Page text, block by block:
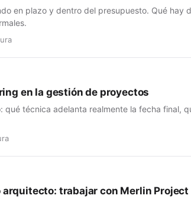
en plazo y dentro del presupuesto. Qué hay
en la gestión de proyectos
qué técnica adelanta realmente la fecha final,
trabajar con Merlin Project